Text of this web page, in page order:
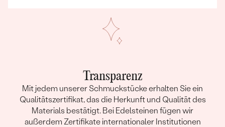
Transparenz
Mit jedem unserer Schmuckstücke erhalten Sie ein
Qualitätszertifikat, das die Herkunft und Qualität des
Materials bestätigt. Bei Edelsteinen fügen wir
außerdem Zertifikate internationaler Institutionen